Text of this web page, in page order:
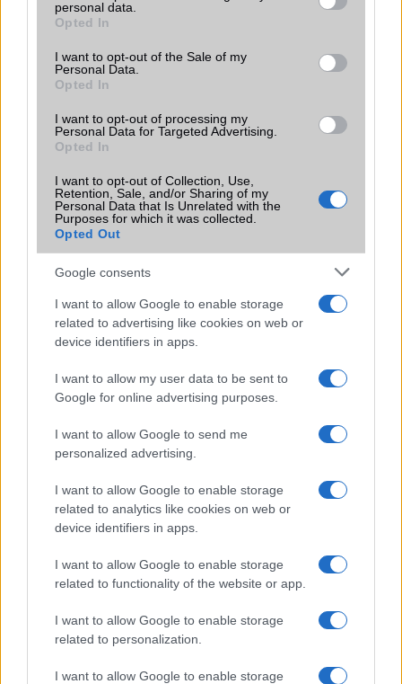
grant or deny consent to Google and its third-party tags to
use your data for below specified purposes in below Google
consent section.
personal data.
Opted In
I want to opt-out of the Sale of my
Personal Data.
Opted In
I want to opt-out of processing my
Personal Data for Targeted Advertising.
Opted In
I want to opt-out of Collection, Use,
Retention, Sale, and/or Sharing of my
Personal Data that Is Unrelated with the
Purposes for which it was collected.
Opted Out
Google consents
I want to allow Google to enable storage
related to advertising like cookies on web or
device identifiers in apps.
I want to allow my user data to be sent to
Google for online advertising purposes.
I want to allow Google to send me
personalized advertising.
I want to allow Google to enable storage
related to analytics like cookies on web or
device identifiers in apps.
I want to allow Google to enable storage
related to functionality of the website or app.
I want to allow Google to enable storage
related to personalization.
I want to allow Google to enable storage
Realme
Samsung
Xiaomi
Összes márka
Keressen a telefonboltok ajánlatai között!
TELEFONOK GYORSLISTA